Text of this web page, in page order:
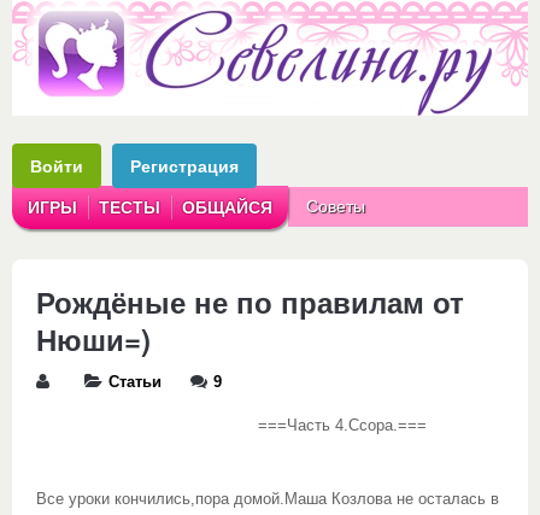
Войти Регистрация
ИГРЫ ТЕСТЫ ОБЩАЙСЯ Советы
Рождёные не по правилам от
Нюши=)
Статьи 9
===Часть 4.Ссора.===
Все уроки кончились,пора домой.Маша Козлова не осталась в